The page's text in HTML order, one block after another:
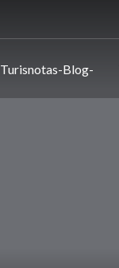
Turisnotas-Blog-